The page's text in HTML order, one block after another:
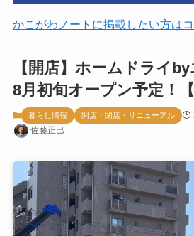
かこがわノートに掲載したい方はコ
【開店】ホームドライ
8月初旬オープン予定！
暮らし情報 開店・閉店・リニューアル
佐藤正巳